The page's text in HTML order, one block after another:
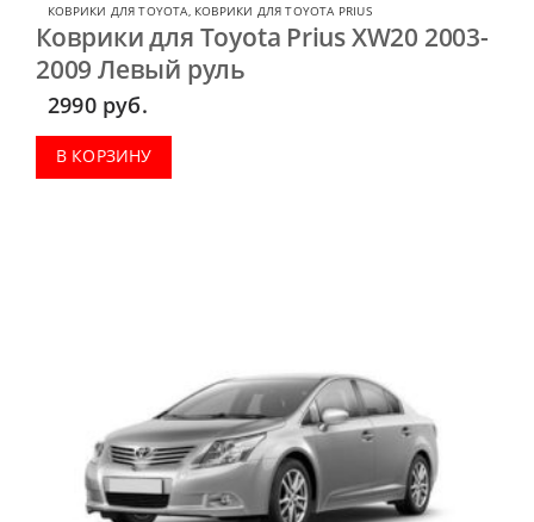
КОВРИКИ ДЛЯ TOYOTA КОВРИКИ ДЛЯ TOYOTA PRIUS
Коврики для Toyota Prius XW20 2003-
2009 Левый руль
2990 руб.
В КОРЗИНУ